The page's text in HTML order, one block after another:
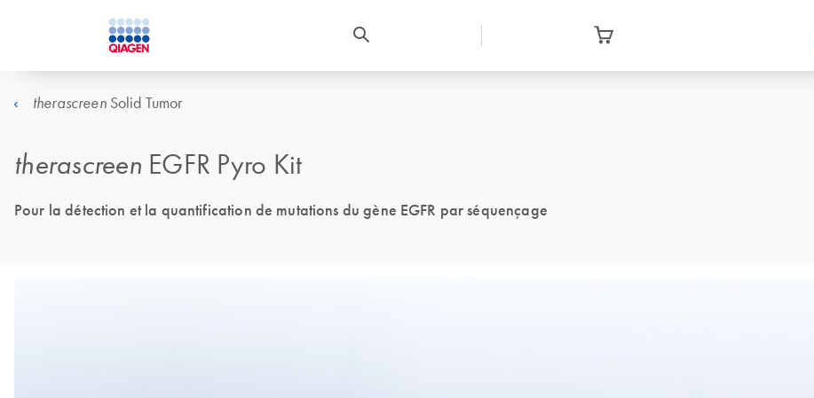
therascreenSolid Tumor
therascreen EGFR Pyro Kit
Pour la détection et la quantification de mutations du gène EGFR par séquençage